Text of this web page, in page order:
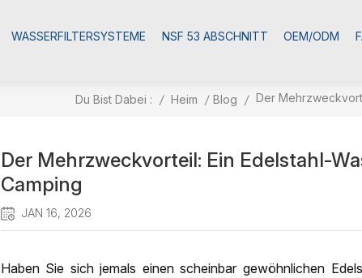
WASSERFILTERSYSTEME NSF 53 ABSCHNITT OEM/ODM
Du Bist Dabei : / Heim / Blog / Der
Der Mehrzweckvorteil: Ein Edelstahl-
Camping
JAN 16, 2026
Haben Sie sich jemals einen scheinbar gewöhnlichen